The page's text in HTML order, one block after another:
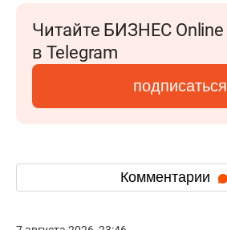
Читайте БИЗНЕС Online
в Telegram
подписаться
Комментарии